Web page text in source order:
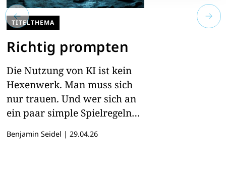
TITELTHEMA
Richtig prompten
Die Nutzung von KI ist kein
Hexenwerk. Man muss sich
nur trauen. Und wer sich an
ein paar simple Spielregeln
gute Ergebnisse
Benjamin Seidel | 29.04.26